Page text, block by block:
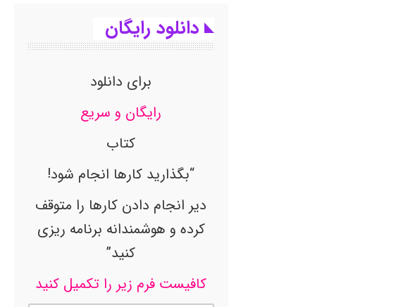
دانلود رایگان
برای دانلود
رایگان و سریع
کتاب
“بگذارید کارها انجام شود!
دیر انجام دادن کارها را متوقف
کرده و هوشمندانه برنامه ریزی
کنید”
کافیست فرم زیر را تکمیل کنید